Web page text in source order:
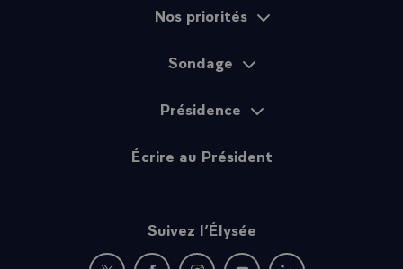
et pour cela aussi je vous remercie.\
Nos priorités
Sondage
Présidence
Écrire au Président
Suivez l’Élysée